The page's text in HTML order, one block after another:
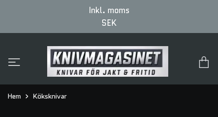
Inkl. moms
SEK
Hem Köksknivar